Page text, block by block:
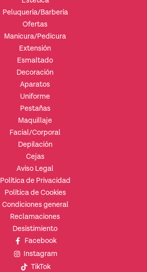
Peluquería/Barbería
Ofertas
Manicura/Pedicura
Extensión
Esmaltado
Decoración
Aparatos
Uniforme
Pestañas
Maquillaje
Facial/Corporal
Depilación
Cejas
Aviso Legal
Política de Privacidad
Política de Cookies
Condiciones general
Reclamaciones
Desistimiento
Facebook
Instagram
TikTok